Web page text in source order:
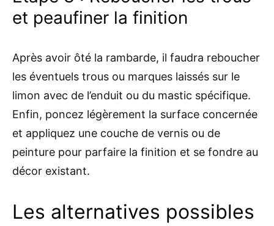
et peaufiner la finition
Après avoir ôté la rambarde, il faudra reboucher
les éventuels trous ou marques laissés sur le
limon avec de l’enduit ou du mastic spécifique.
Enfin, poncez légèrement la surface concernée
et appliquez une couche de vernis ou de
peinture pour parfaire la finition et se fondre au
décor existant.
Les alternatives possibles